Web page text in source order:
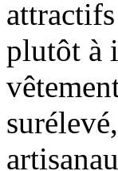
plutôt à